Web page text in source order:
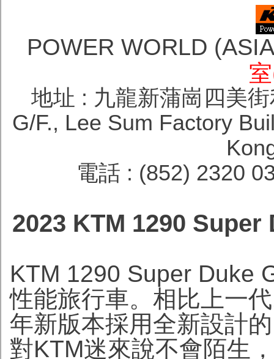
POWER WORLD
地址 : 九龍新蒲崗四美
G/F., Lee Sum Factory
電話 : (852) 2320
2023 KTM 1290 Super
KTM 1290 Super Duke
性能旅行車。相比上一
年新版本採用全新設計
對KTM迷來說不會陌生